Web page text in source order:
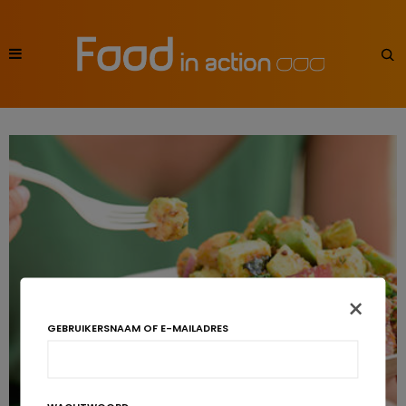
×
GEBRUIKERSNAAM OF E-MAILADRES